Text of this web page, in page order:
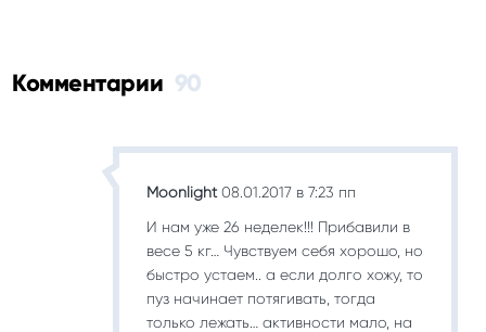
Комментарии 90
Moonlight08.01.2017 в 7:23 пп
И нам уже 26 неделек!!! Прибавили в
весе 5 кг… Чувствуем себя хорошо, но
быстро устаем.. а если долго хожу, то
пуз начинает потягивать, тогда
только лежать… активности мало, на